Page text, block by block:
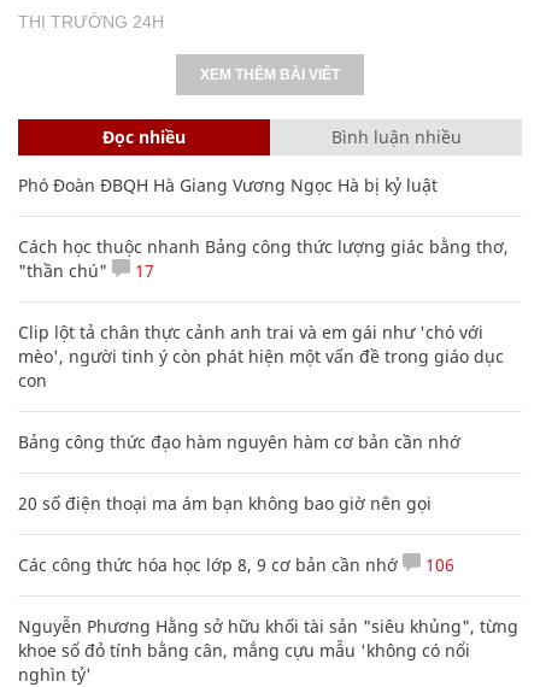
THỊ TRƯỜNG 24H
XEM THÊM BÀI VIẾT
Đọc nhiều Bình luận nhiều
Phó Đoàn ĐBQH Hà Giang Vương Ngọc Hà bị kỷ luật
Cách học thuộc nhanh Bảng công thức lượng giác bằng thơ,
"thần chú"
17
Clip lột tả chân thực cảnh anh trai và em gái như 'chó với
mèo', người tinh ý còn phát hiện một vấn đề trong giáo dục
con
Bảng công thức đạo hàm nguyên hàm cơ bản cần nhớ
20 số điện thoại ma ám bạn không bao giờ nên gọi
Các công thức hóa học lớp 8, 9 cơ bản cần nhớ 106
Nguyễn Phương Hằng sở hữu khối tài sản "siêu khủng", từng
khoe sổ đỏ tính bằng cân, mắng cựu mẫu 'không có nổi
nghìn tỷ'